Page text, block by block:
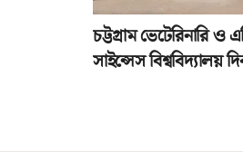
চট্টগ্রাম ভেটেরিনারি ও
সাইন্সেস বিশ্ববিদ্যালয়